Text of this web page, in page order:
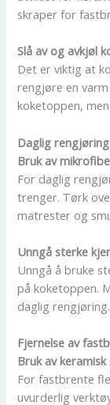
skraper for
Slå av og avkjøl
Det er viktig at
rengjøre en
koketoppen,
Daglig
Bruk av
For daglig
trenger. Tørk
matrester og
Unngå sterke
Unngå å bruke
på koketoppen.
daglig rengjøring.
Fjernelse av
Bruk av
For fastbrente
uvurderlig